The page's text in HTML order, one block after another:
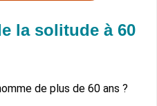
la solitude à 60
de plus de 60 ans ?